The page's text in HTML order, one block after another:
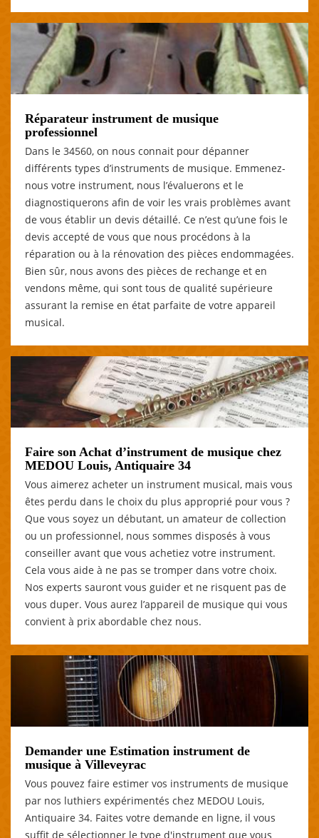
Réparateur instrument de musique
professionnel
Dans le 34560, on nous connait pour dépanner
différents types d’instruments de musique. Emmenez-
nous votre instrument, nous l’évaluerons et le
diagnostiquerons afin de voir les vrais problèmes avant
de vous établir un devis détaillé. Ce n’est qu’une fois le
devis accepté de vous que nous procédons à la
réparation ou à la rénovation des pièces endommagées.
Bien sûr, nous avons des pièces de rechange et en
vendons même, qui sont tous de qualité supérieure
assurant la remise en état parfaite de votre appareil
musical.
Faire son Achat d’instrument de musique chez
MEDOU Louis, Antiquaire 34
Vous aimerez acheter un instrument musical, mais vous
êtes perdu dans le choix du plus approprié pour vous ?
Que vous soyez un débutant, un amateur de collection
ou un professionnel, nous sommes disposés à vous
conseiller avant que vous achetiez votre instrument.
Cela vous aide à ne pas se tromper dans votre choix.
Nos experts sauront vous guider et ne risquent pas de
vous duper. Vous aurez l’appareil de musique qui vous
convient à prix abordable chez nous.
Demander une Estimation instrument de
musique à Villeveyrac
Vous pouvez faire estimer vos instruments de musique
par nos luthiers expérimentés chez MEDOU Louis,
Antiquaire 34. Faites votre demande en ligne, il vous
suffit de sélectionner le type d'instrument que vous